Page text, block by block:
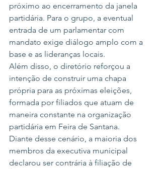
próximo ao encerramento da janela
partidária. Para o grupo, a eventual
entrada de um parlamentar com
mandato exige diálogo amplo com a
base e as lideranças locais.
Além disso, o diretório reforçou a
intenção de construir uma chapa
própria para as próximas eleições,
formada por filiados que atuam de
maneira constante na organização
partidária em Feira de Santana.
Diante desse cenário, a maioria dos
membros da executiva municipal
declarou ser contrária à filiação de